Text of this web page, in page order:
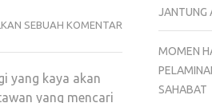
SEBUAH KOMENTARWISATA
yang kaya akan
yang mencari
JANTUNG
MOMEN
SAHABAT